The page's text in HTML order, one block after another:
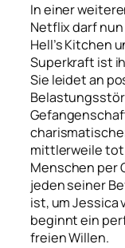
In einer
Netflix darf
Hell’s Kitchen
Superkraft ist
Sie leidet an
mittlerweile tot
Menschen per
jeden seiner
ist, um Jessica
beginnt ein
freien Willen.